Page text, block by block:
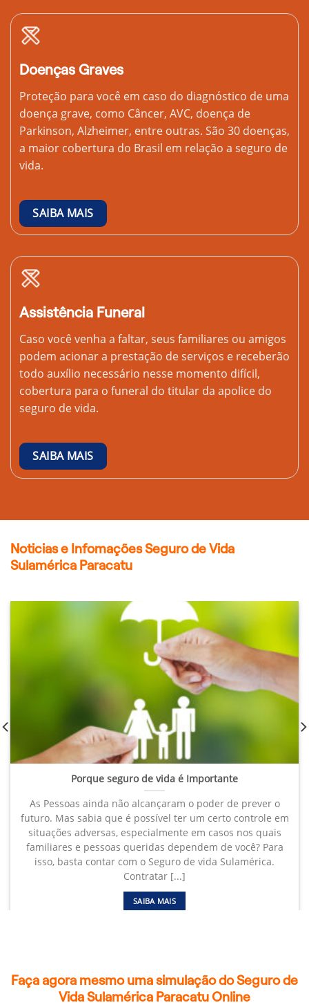
Doenças Graves
Proteção para você em caso do diagnóstico de uma
doença grave, como Câncer, AVC, doença de
Parkinson, Alzheimer, entre outras. São 30 doenças,
a maior cobertura do Brasil em relação a seguro de
vida.
SAIBA MAIS
Assistência Funeral
Caso você venha a faltar, seus familiares ou amigos
podem acionar a prestação de serviços e receberão
todo auxílio necessário nesse momento difícil,
cobertura para o funeral do titular da apolice do
seguro de vida.
SAIBA MAIS
Noticias e Infomações Seguro de Vida
Sulamérica Paracatu
Porque seguro de vida é Importante
As Pessoas ainda não alcançaram o poder de prever o
futuro. Mas sabia que é possível ter um certo controle em
situações adversas, especialmente em casos nos quais
familiares e pessoas queridas dependem de você? Para
isso, basta contar com o Seguro de vida Sulamérica.
Contratar [...]
SAIBA MAIS
Faça agora mesmo uma simulação do Seguro de
Vida Sulamérica Paracatu Online